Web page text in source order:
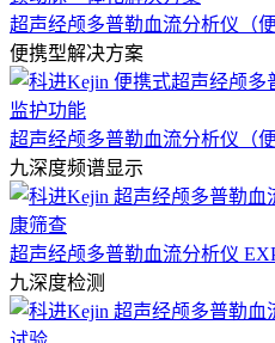
超声经颅多普勒血流分析仪（
便携型解决方案
超声经颅多普勒血流分析仪（
九深度频谱显示
超声经颅多普勒血流分析仪
九深度检测